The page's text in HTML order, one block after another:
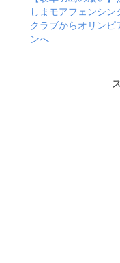
しまモアフェンシン
クラブからオリンピ
ンへ